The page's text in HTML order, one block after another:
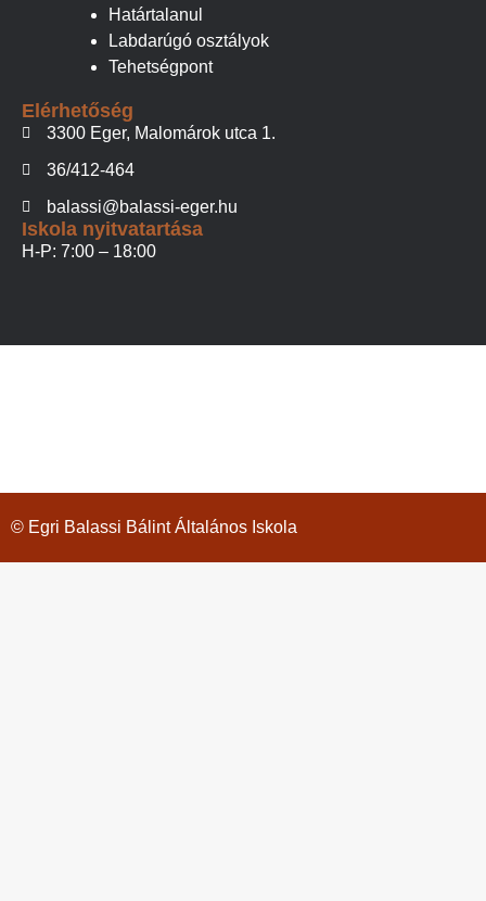
Határtalanul
Labdarúgó osztályok
Tehetségpont
Elérhetőség
3300 Eger, Malomárok utca 1.
36/412-464
balassi@balassi-eger.hu
Iskola nyitvatartása
H-P: 7:00 – 18:00
© Egri Balassi Bálint Általános Iskola